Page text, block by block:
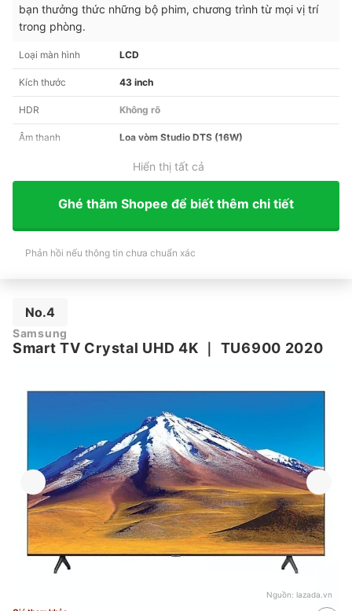
bạn thưởng thức những bộ phim, chương trình từ mọi vị trí
trong phòng.
Loại màn hình LCD
Kích thước 43 inch
HDR Không rõ
Âm thanh Loa vòm Studio DTS (16W)
Hiển thị tất cả
Ghé thăm Shopee để biết thêm chi tiết
Phản hồi nếu thông tin chưa chuẩn xác
No.4
Samsung
Smart TV Crystal UHD 4K ｜ TU6900 2020
Nguồn: lazada.vn